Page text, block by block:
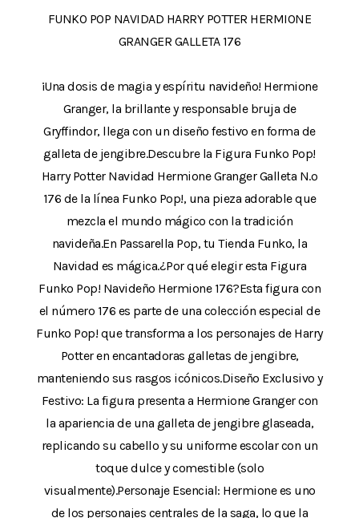
FUNKO POP NAVIDAD HARRY POTTER HERMIONE
GRANGER GALLETA 176
¡Una dosis de magia y espíritu navideño! Hermione
Granger, la brillante y responsable bruja de
Gryffindor, llega con un diseño festivo en forma de
galleta de jengibre.Descubre la Figura Funko Pop!
Harry Potter Navidad Hermione Granger Galleta N.º
176 de la línea Funko Pop!, una pieza adorable que
mezcla el mundo mágico con la tradición
navideña.En Passarella Pop, tu Tienda Funko, la
Navidad es mágica.¿Por qué elegir esta Figura
Funko Pop! Navideño Hermione 176?Esta figura con
el número 176 es parte de una colección especial de
Funko Pop! que transforma a los personajes de Harry
Potter en encantadoras galletas de jengibre,
manteniendo sus rasgos icónicos.Diseño Exclusivo y
Festivo: La figura presenta a Hermione Granger con
la apariencia de una galleta de jengibre glaseada,
replicando su cabello y su uniforme escolar con un
toque dulce y comestible (solo
visualmente).Personaje Esencial: Hermione es uno
de los personajes centrales de la saga, lo que la